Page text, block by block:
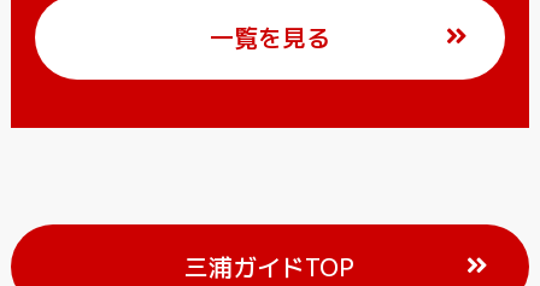
一覧を見る
三浦ガイドTOP